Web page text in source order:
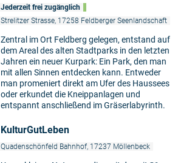
Jederzeit frei zugänglich
Strelitzer Strasse, 17258 Feldberger Seenlandschaft
Zentral im Ort Feldberg gelegen, entstand auf
dem Areal des alten Stadtparks in den letzten
Jahren ein neuer Kurpark: Ein Park, den man
mit allen Sinnen entdecken kann. Entweder
man promeniert direkt am Ufer des Haussees
oder erkundet die Kneippanlagen und
entspannt anschließend im Gräserlabyrinth.
KulturGutLeben
Quadenschönfeld Bahnhof, 17237 Möllenbeck